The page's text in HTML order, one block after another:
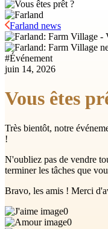
Farland news
#Événement
juin 14, 2026
Vous êtes
Très bientôt, notre
!
N'oubliez pas de vendre
terminer les tâches que
Bravo, les amis ! Merci
0
0